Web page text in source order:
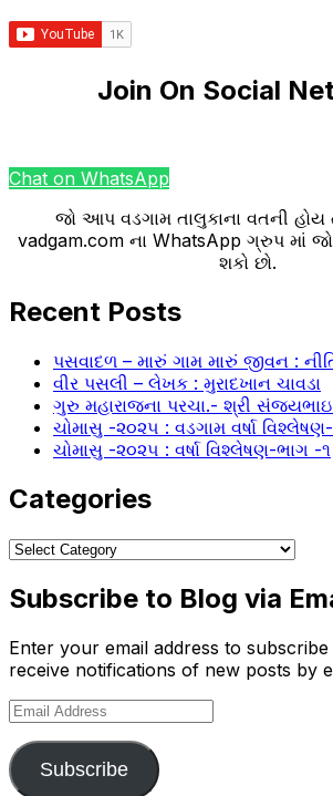
Join On Social
Chat on WhatsApp
જો આપ વડગામ તાલુકાના વતની
vadgam.com ના WhatsApp ગ્રુપ માં
શકો છો.
Recent Posts
પસવાદળ – મારું ગામ મારું જીવન :
વીર પસલી – લેખક : મુરાદખાન ચાવડા
ગુરુ મહારાજના પરચા.- શ્રી સંજયભાઇ
ચોમાસુ -૨૦૨૫ : વડગામ વર્ષા
ચોમાસુ -૨૦૨૫ : વર્ષા વિશ્લેષણ-ભાગ -૧
Categories
Categories
Subscribe to Blog via
Enter your email address to
receive notifications of new posts by
Email
Address
Subscribe